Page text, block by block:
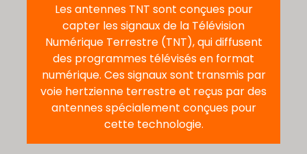
Les antennes TNT sont conçues pour
capter les signaux de la Télévision
Numérique Terrestre (TNT), qui diffusent
des programmes télévisés en format
numérique. Ces signaux sont transmis par
voie hertzienne terrestre et reçus par des
antennes spécialement conçues pour
cette technologie.